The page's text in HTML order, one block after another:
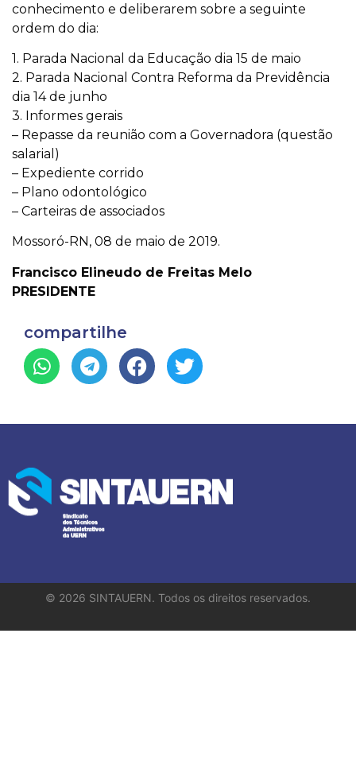
conhecimento e deliberarem sobre a seguinte
ordem do dia:
1. Parada Nacional da Educação dia 15 de maio
2. Parada Nacional Contra Reforma da Previdência
dia 14 de junho
3. Informes gerais
– Repasse da reunião com a Governadora (questão
salarial)
– Expediente corrido
– Plano odontológico
– Carteiras de associados
Mossoró-RN, 08 de maio de 2019.
Francisco Elineudo de Freitas Melo
PRESIDENTE
compartilhe
© 2026 SINTAUERN. Todos os direitos reservados.